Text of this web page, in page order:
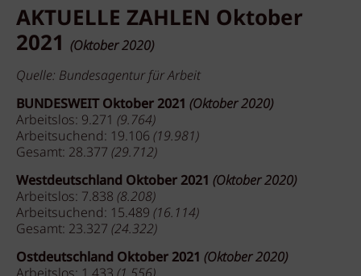
AKTUELLE ZAHLEN Oktober
2021 (Oktober 2020)
Quelle: Bundesagentur für Arbeit
BUNDESWEIT Oktober 2021 (Oktober 2020)
Arbeitslos: 9.271 (9.764)
Arbeitsuchend: 19.106 (19.981)
Gesamt: 28.377 (29.712)
Westdeutschland Oktober 2021 (Oktober 2020)
Arbeitslos: 7.838 (8.208)
Arbeitsuchend: 15.489 (16.114)
Gesamt: 23.327 (24.322)
Ostdeutschland Oktober 2021 (Oktober 2020)